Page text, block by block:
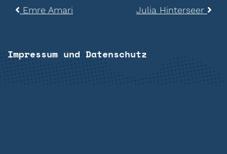
Beitragsnavigation
Emre Amari Julia Hinterseer
Impressum und Datenschutz